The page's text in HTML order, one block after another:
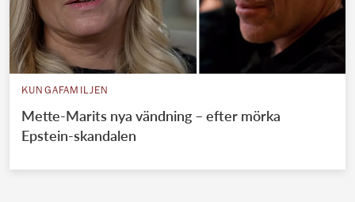
KUNGAFAMILJEN
Mette-Marits nya vändning – efter mörka
Epstein-skandalen